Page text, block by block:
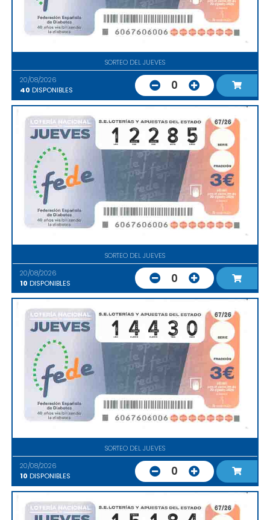
SORTEO DEL JUEVES
20/08/2026
40 DISPONIBLES 0
SORTEO DEL JUEVES
20/08/2026
10 DISPONIBLES 0
SORTEO DEL JUEVES
20/08/2026
10 DISPONIBLES 0